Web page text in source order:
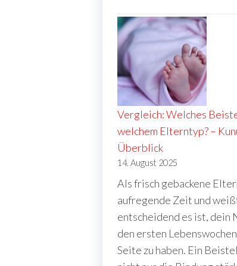
Vergleich: Welches
welchem Elterntyp? –
Überblick
14. August 2025
Als frisch gebackene
aufregende Zeit und
entscheidend es ist, dein
den ersten
Seite zu haben. Ein